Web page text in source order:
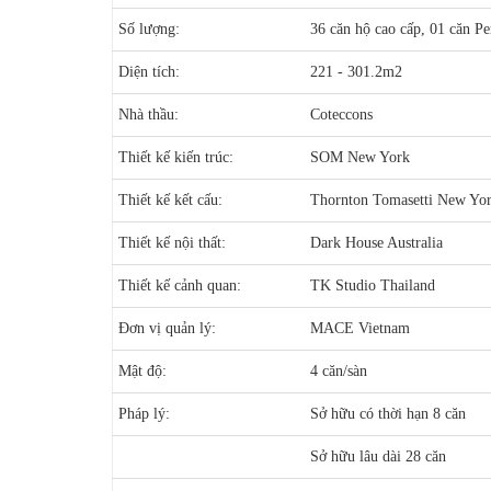
Số lượng: 36 căn hộ cao cấp, 01 căn
Diện tích: 221 - 301.2m2
Nhà thầu: Coteccons
Thiết kế kiến trúc: SOM New York
Thiết kế kết cấu: Thornton Tomasetti New
Thiết kế nội thất: Dark House Australia
Thiết kế cảnh quan: TK Studio Thailand
Đơn vị quản lý: MACE Vietnam
Mật độ: 4 căn/sàn
Pháp lý: Sở hữu có thời hạn 8 căn
Sở hữu lâu dài 28 căn